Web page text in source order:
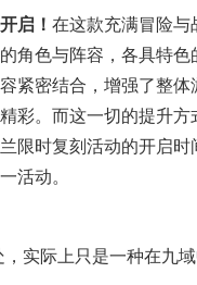
启！ 在这款充满冒险与
角色与阵容，各具特
紧密结合，增强了整
彩。而这一切的提升
限时复刻活动的开启
活动。
际上只是一种在九域